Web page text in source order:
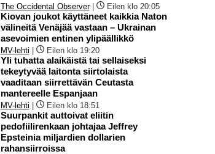
The Occidental Observer| Eilen klo 20:05
Kiovan joukot käyttäneet kaikkia Naton
välineitä Venäjää vastaan – Ukrainan
asevoimien entinen ylipäällikkö
MV-lehti Eilen klo 19:20
Yli tuhatta alaikäistä tai sellaiseksi
tekeytyvää laitonta siirtolaista
vaaditaan siirrettävän Ceutasta
mantereelle Espanjaan
MV-lehti Eilen klo 18:51
Suurpankit auttoivat eliitin
pedofiilirenkaan johtajaa Jeffrey
Epsteinia miljardien dollarien
rahansiirroissa